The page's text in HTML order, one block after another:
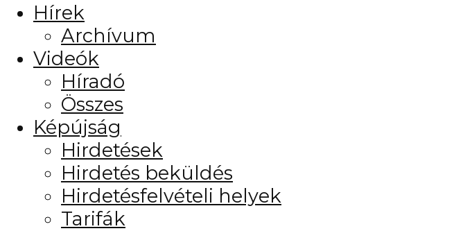
Hírek
Archívum
Videók
Híradó
Összes
Képújság
Hirdetések
Hirdetés beküldés
Hirdetésfelvételi helyek
Tarifák